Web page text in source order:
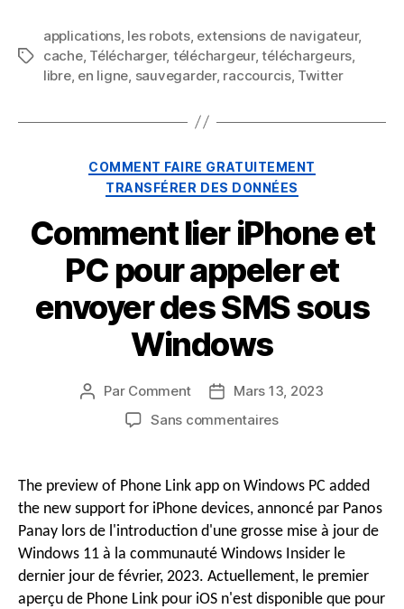
Mots
applications, les robots, extensions de navigateur,
cache, Télécharger, téléchargeur,téléchargeurs
libre, en ligne sauvegarder, raccourcis, Twitter
Catégories
COMMENT FAIRE GRATUITEMENT
TRANSFÉRER DES DONNÉES
Comment lier iPhone et
PC pour appeler et
envoyer des SMS sous
Windows
Auteur
message
Par Comment
DateMars 13, 2023
Sans commentairessur
iPhone
PC
pour
appeler
et
envoyer
The preview of Phone Link app on Windows PC added
the new support for iPhone devices, annoncé par Panos
Panay lors de l'introduction d'une grosse mise à jour de
Windows 11 à la communauté Windows Insider le
dernier jour de février, 2023. Actuellement, le premier
aperçu de Phone Link pour iOS n'est disponible que pour